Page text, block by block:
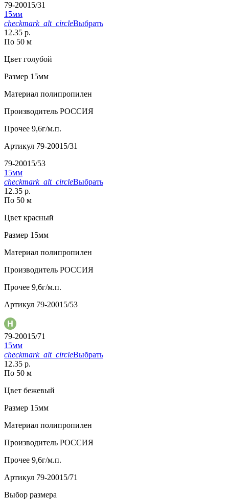
79-20015/31
15мм
checkmark_alt_circleВыбрать
12.35 р.
По 50 м
Цвет голубой
Размер 15мм
Материал полипропилен
Производитель РОССИЯ
Прочее 9,6г/м.п.
Артикул 79-20015/31
79-20015/53
15мм
checkmark_alt_circleВыбрать
12.35 р.
По 50 м
Цвет красный
Размер 15мм
Материал полипропилен
Производитель РОССИЯ
Прочее 9,6г/м.п.
Артикул 79-20015/53
79-20015/71
15мм
checkmark_alt_circleВыбрать
12.35 р.
По 50 м
Цвет бежевый
Размер 15мм
Материал полипропилен
Производитель РОССИЯ
Прочее 9,6г/м.п.
Артикул 79-20015/71
Выбор размера